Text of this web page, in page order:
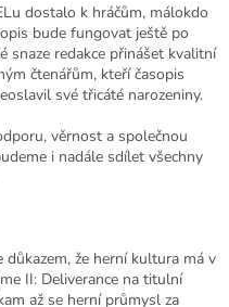
dostalo k hráčům, málokdo
bude fungovat ještě po
snaze redakce přinášet kvalitní
čtenářům, kteří časopis
své třicáté narozeniny.
věrnost a společnou
i nadále sdílet všechny
důkazem, že herní kultura má v
II: Deliverance na titulní
až se herní průmysl za